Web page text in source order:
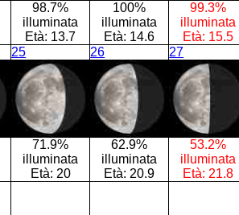
98.7%
illuminata
Età: 13.7
100%
illuminata
Età: 14.6
99.3%
illuminata
Età: 15.5
25
71.9%
illuminata
Età: 20
26
62.9%
illuminata
Età: 20.9
27
53.2%
illuminata
Età: 21.8